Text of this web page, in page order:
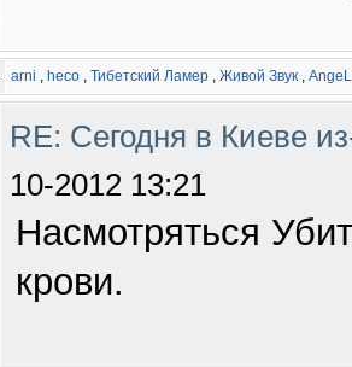
arni , heco , Тибетский Ламер , Живой Звук , AngeL
RE: Сегодня в Киеве
10-2012 13:21
Насмотряться
крови.